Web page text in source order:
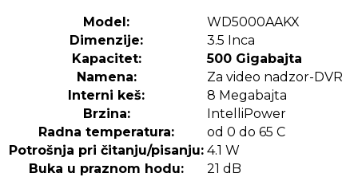
Model:
WD5000AAKX
Dimenzije:
3.5 Inca
Kapacitet:
500 Gigabajta
Namena:
Za video nadzor-DVR
Interni keš:
8 Megabajta
Brzina:
IntelliPower
Radna temperatura:
od 0 do 65 C
Potrošnja pri čitanju/pisanju: 4.1 W
Buka u praznom hodu:
21 dB